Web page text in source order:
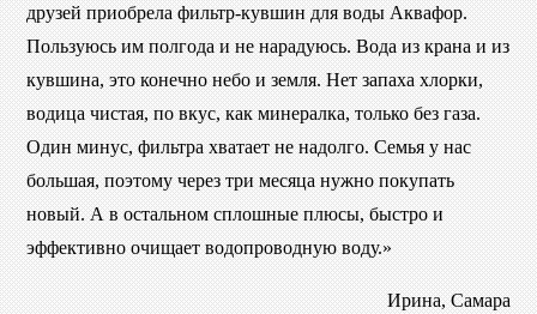
друзей приобрела фильтр-кувшин для воды Аквафор.
Пользуюсь им полгода и не нарадуюсь. Вода из крана и из
кувшина, это конечно небо и земля. Нет запаха хлорки,
водица чистая, по вкус, как минералка, только без газа.
Один минус, фильтра хватает не надолго. Семья у нас
большая, поэтому через три месяца нужно покупать
новый. А в остальном сплошные плюсы, быстро и
эффективно очищает водопроводную воду.»
Ирина, Самара